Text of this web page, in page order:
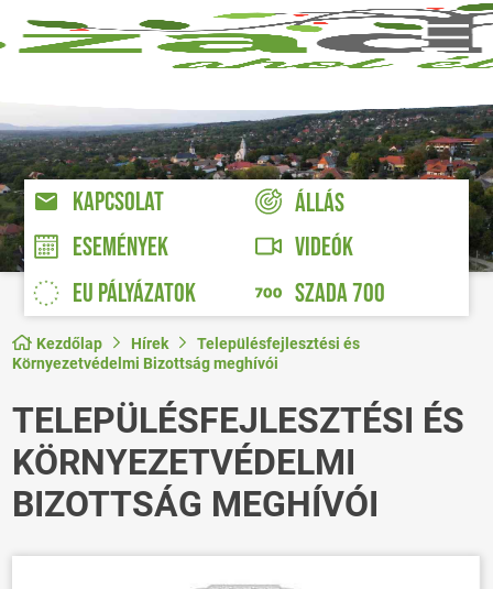
KAPCSOLAT
ÁLLÁS
ESEMÉNYEK
VIDEÓK
EU PÁLYÁZATOK
SZADA 700
Kezdőlap Hírek
Településfejlesztési és
Környezetvédelmi Bizottság meghívói
TELEPÜLÉSFEJLESZTÉSI ÉS
KÖRNYEZETVÉDELMI
BIZOTTSÁG MEGHÍVÓI